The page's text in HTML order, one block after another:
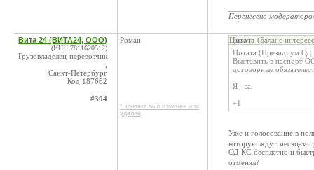
Перенесено
Вита 24 (ВИТА24, ООО)
(ИНН:7811620512)
Грузовладелец-перевозчик
Санкт-Петербург
Код:187662
#304
Роман
* контакт был изменен или
удален
Цитата (Баланс
Цитата (Президиум
Выставить в паспорт
договорные
Я - за.
+1
Уже и голосование в
которую ждут месяцами
ОД КС-бесплатно и
отменял?